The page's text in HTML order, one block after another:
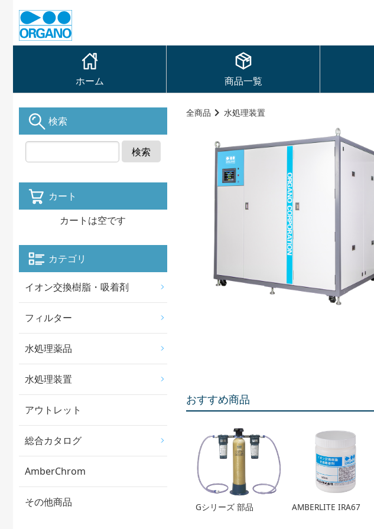
ホーム 商品一覧
全商品 水処理装置
おすすめ商品
Gシリーズ 部品 AMBERLITE IRA67
検索
検索
カート
カートは空です
カテゴリ
イオン交換樹脂・吸着剤
フィルター
水処理薬品
水処理装置
アウトレット
総合カタログ
AmberChrom
その他商品